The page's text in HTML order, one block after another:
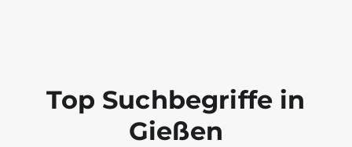
Top Suchbegriffe in
Gießen